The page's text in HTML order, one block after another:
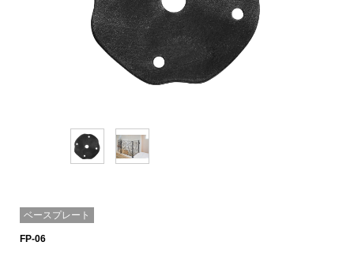
ベースプレート
FP-06